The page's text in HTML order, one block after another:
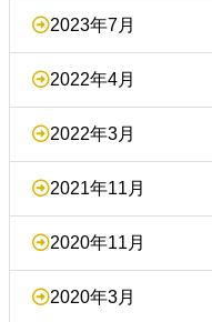
2023年7月
2022年4月
2022年3月
2021年11月
2020年11月
2020年3月